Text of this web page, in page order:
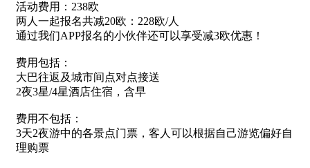
活动费用：238欧
两人一起报名共减20欧：228欧/人
通过我们APP报名的小伙伴还可以享受减3欧优惠！
费用包括：
大巴往返及城市间点对点接送
2夜3星/4星酒店住宿，含早
费用不包括：
3天2夜游中的各景点门票，客人可以根据自己游览偏好自
理购票